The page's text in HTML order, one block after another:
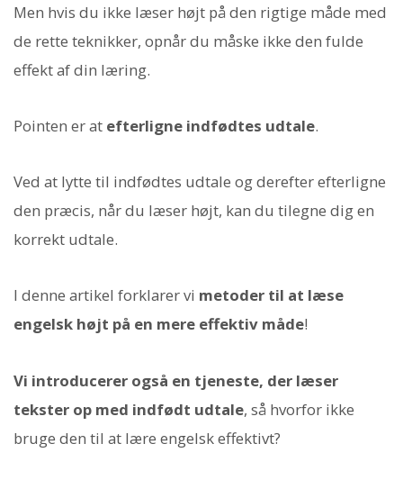
Men hvis du ikke læser højt på den rigtige måde med
de rette teknikker, opnår du måske ikke den fulde
effekt af din læring.
Pointen er at efterligne indfødtes udtale.
Ved at lytte til indfødtes udtale og derefter efterligne
den præcis, når du læser højt, kan du tilegne dig en
korrekt udtale.
I denne artikel forklarer vi metoder til at læse
engelsk højt på en mere effektiv måde!
Vi introducerer også en tjeneste, der læser
tekster op med indfødt udtale, så hvorfor ikke
bruge den til at lære engelsk effektivt?